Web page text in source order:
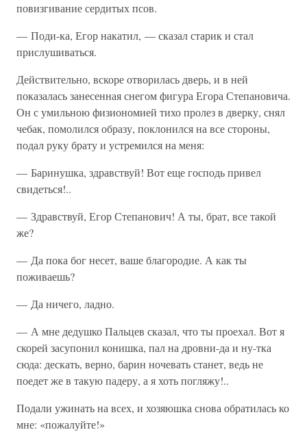
повизгивание сердитых псов.
— Поди-ка, Егор накатил, — сказал старик и стал
прислушиваться.
Действительно, вскоре отворилась дверь, и в ней
показалась занесенная снегом фигура Егора Степановича.
Он с умильною физиономией тихо пролез в дверку, снял
чебак, помолился образу, поклонился на все стороны,
подал руку брату и устремился на меня:
— Баринушка, здравствуй! Вот еще господь привел
свидеться!..
— Здравствуй, Егор Степанович! А ты, брат, все такой
же?
— Да пока бог несет, ваше благородие. А как ты
поживаешь?
— Да ничего, ладно.
— А мне дедушко Пальцев сказал, что ты проехал. Вот я
скорей засупонил конишка, пал на дровни-да и ну-тка
сюда: дескать, верно, барин ночевать станет, ведь не
поедет же в такую падеру, а я хоть погляжу!..
Подали ужинать на всех, и хозяюшка снова обратилась ко
мне: «пожалуйте!»